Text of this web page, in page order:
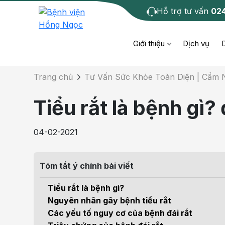
Hỗ trợ tư vấn
Giới thiệu Dịch vụ
Cơ xương khớp
Tiêm chủng
Tầm soát ung thư
Điện quang can thiệp
Chi tiết bài tư
Trang chủ Tư Vấn Sức Khỏe Toàn Diện | Cẩm
Tiểu rắt là bệnh
04-02-2021
Tóm tắt ý chính bài viết
Tiểu rắt là bệnh gì?
Nguyên nhân gây bệnh tiểu rắt
Các yếu tố nguy cơ của bệnh đái rắt